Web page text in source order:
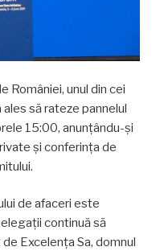
României, unul din cei
să rateze pannelul
15:00, anunțându-și
și conferința de
de afaceri este
continuă să
Excelența Sa, domnul